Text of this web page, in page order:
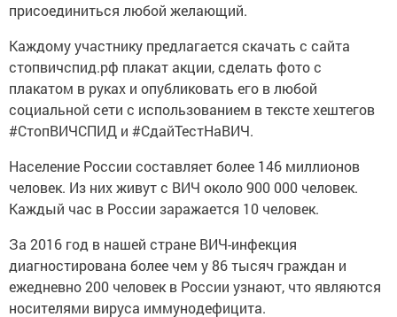
присоединиться любой желающий.
Каждому участнику предлагается скачать с сайта
стопвичспид.рф плакат акции, сделать фото с
плакатом в руках и опубликовать его в любой
социальной сети с использованием в тексте хештегов
#СтопВИЧСПИД и #СдайТестНаВИЧ.
Население России составляет более 146 миллионов
человек. Из них живут с ВИЧ около 900 000 человек.
Каждый час в России заражается 10 человек.
За 2016 год в нашей стране ВИЧ-инфекция
диагностирована более чем у 86 тысяч граждан и
ежедневно 200 человек в России узнают, что являются
носителями вируса иммунодефицита.